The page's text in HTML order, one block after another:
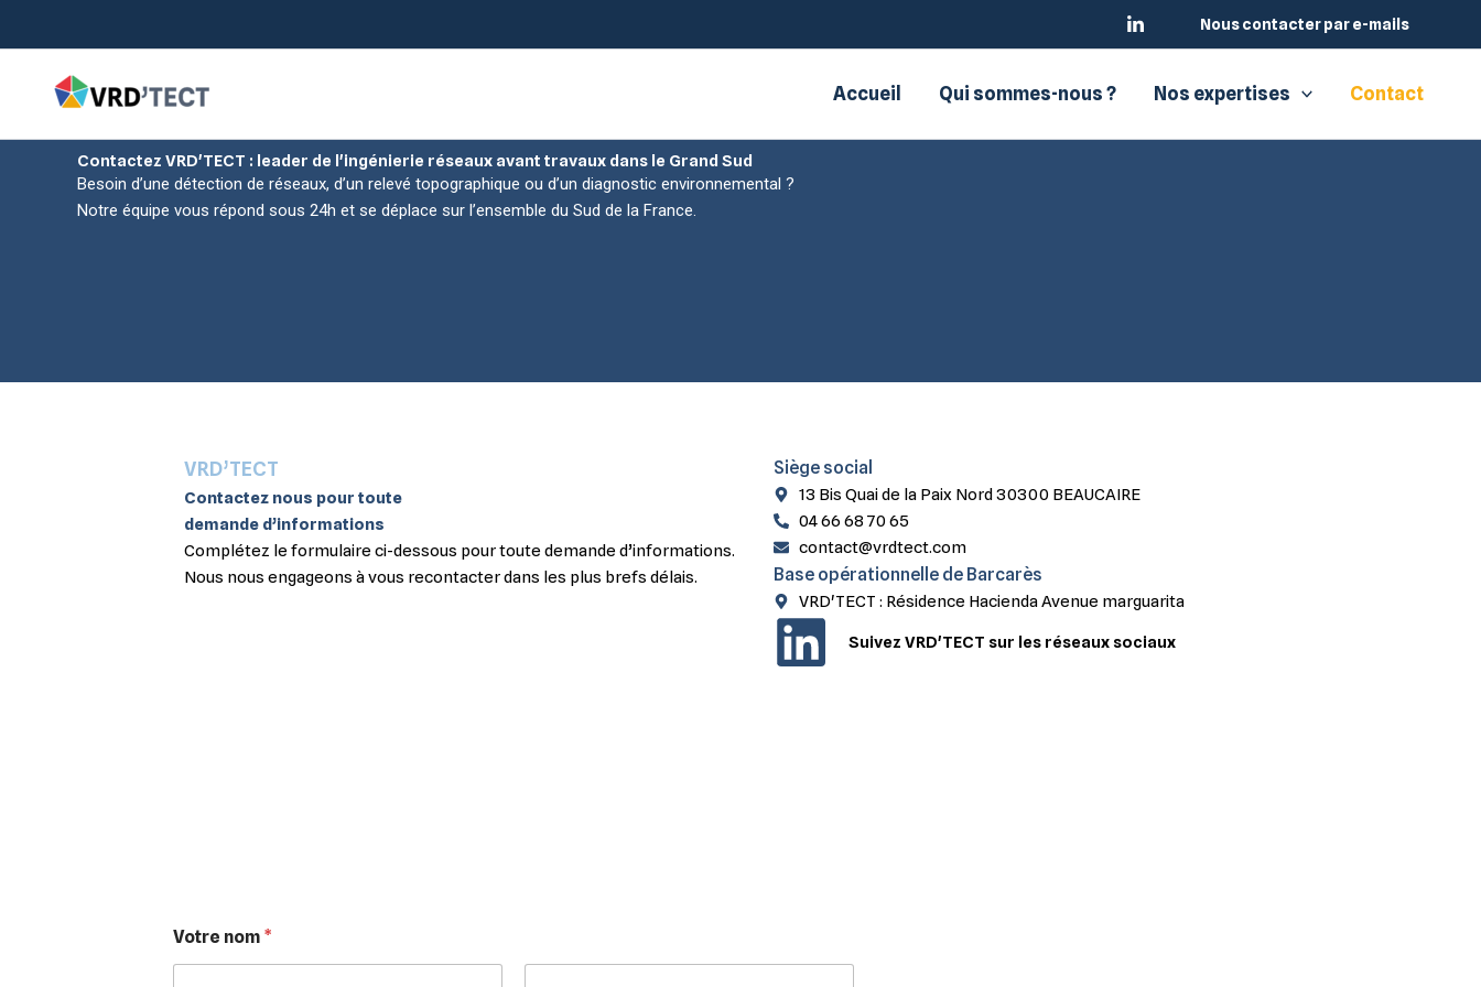
Nous contacter par e-mails
Accueil Qui sommes-nous ? Nos expertises Contact
Contactez VRD'TECT : leader de l'ingénierie réseaux avant travaux dans le Grand Sud
Besoin d’une détection de réseaux, d’un relevé topographique ou d’un diagnostic environnemental ?
Notre équipe vous répond sous 24h et se déplace sur l’ensemble du Sud de la France.
VRD’TECT
Contactez nous pour toute
demande d’informations
Complétez le formulaire ci-dessous pour toute demande d’informations.
Nous nous engageons à vous recontacter dans les plus brefs délais.
Siège social
13 Bis Quai de la Paix Nord 30300 BEAUCAIRE
04 66 68 70 65
contact@vrdtect.com
Base opérationnelle de Barcarès
VRD'TECT : Résidence Hacienda Avenue marguarita
Suivez VRD'TECT sur les réseaux sociaux
Votre nom *